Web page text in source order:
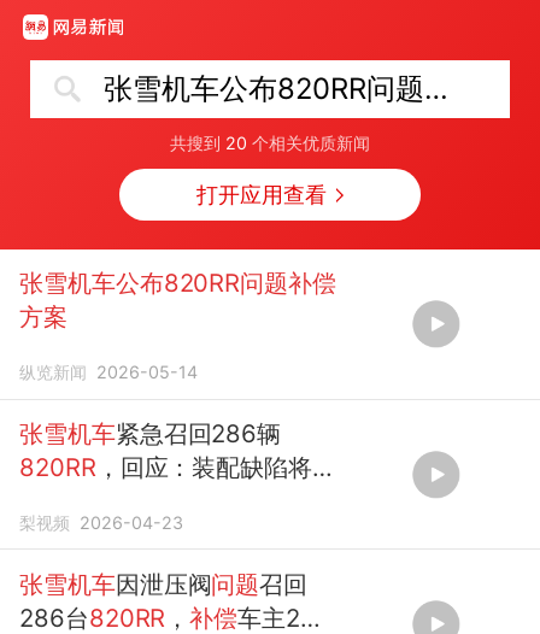
张雪机车公布820RR问题补偿方案
共搜到 20 个相关优质新闻
打开应用查看
张雪机车公布820RR问题补偿
方案
纵览新闻 2026-05-14
张雪机车紧急召回286辆
820RR ，回应：装配缺陷将提
梨视频 2026-04-23
张雪机车因泄压阀问题召回
286台820RR ，补偿车主2次